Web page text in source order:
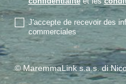
J'accepte de recevoir des
commerciales
© MaremmaLink s.a.s. di